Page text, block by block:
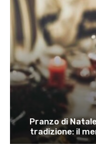
Pranzo di
tradizione: il